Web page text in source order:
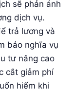
sẽ phản ánh
dịch vụ.
trả lương và
bảo nghĩa vụ
tư nâng cao
cắt giảm phí
hiếm khi